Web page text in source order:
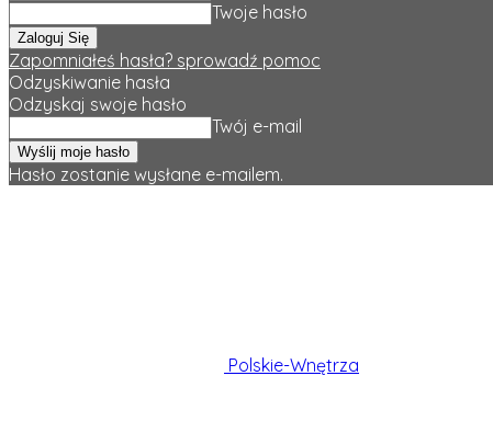
Twoje hasło
Zapomniałeś hasła? sprowadź pomoc
Odzyskiwanie hasła
Odzyskaj swoje hasło
Twój e-mail
Hasło zostanie wysłane e-mailem.
Polskie-Wnętrza